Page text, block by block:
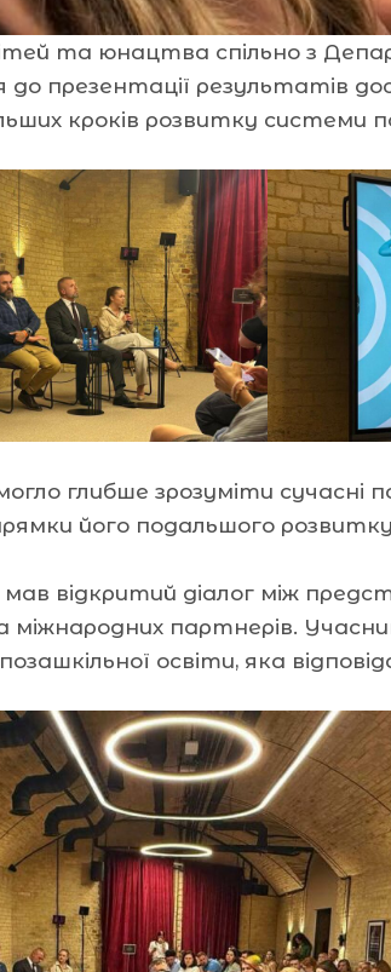
та юнацтва спільно з
презентації результатів
кроків розвитку системи
глибше зрозуміти сучасні
його подальшого
мав відкритий діалог між
міжнародних партнерів.
освіти, яка